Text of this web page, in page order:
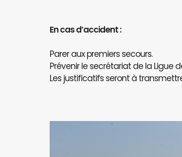
En cas d’accident :
Parer aux premiers secours.
Prévenir le secrétariat de la Ligue
Les justificatifs seront à